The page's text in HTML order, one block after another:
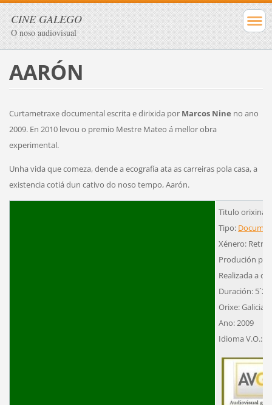
CINE GALEGO
O noso audiovisual
AARÓN
Curtametraxe documental escrita e dirixida por Marcos Nine no ano
2009. En 2010 levou o premio Mestre Mateo á mellor obra
experimental.
Unha vida que comeza, dende a ecografía ata as carreiras pola casa, a
existencia cotiá dun cativo do noso tempo, Aarón.
Titulo orixinal:
Tipo:
Xénero:
Produción
Realizada a cor
Duración:
Orixe: Galicia
Ano: 2009
Idioma V.O.: